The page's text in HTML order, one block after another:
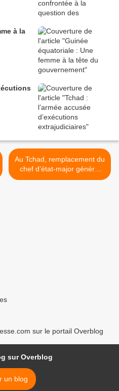
à la
Au Tchad, remplacement du
chef d’état-major général
des armées >
sur le portail Overblog
sur Overblog
un blog